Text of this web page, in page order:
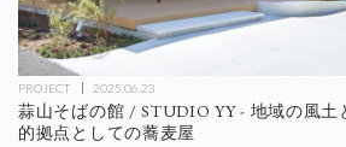
PROJECT 2025.06.23
蒜山そばの館 / STUDIO YY - 地域の風
的拠点としての蕎麦屋